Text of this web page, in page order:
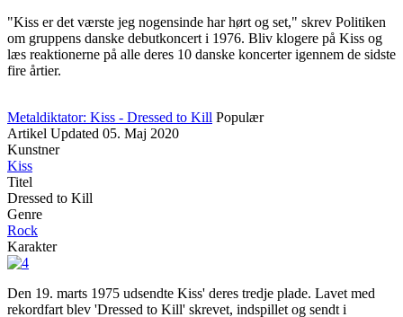
"Kiss er det værste jeg nogensinde har hørt og set," skrev Politiken
om gruppens danske debutkoncert i 1976. Bliv klogere på Kiss og
læs reaktionerne på alle deres 10 danske koncerter igennem de sidste
fire årtier.
Metaldiktator: Kiss - Dressed to Kill Populær
Artikel Updated 05. Maj 2020
Kunstner
Kiss
Titel
Dressed to Kill
Genre
Rock
Karakter
Den 19. marts 1975 udsendte Kiss' deres tredje plade. Lavet med
rekordfart blev 'Dressed to Kill' skrevet, indspillet og sendt i